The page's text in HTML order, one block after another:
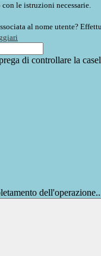
le istruzioni necessarie.
al nome utente?
di controllare la